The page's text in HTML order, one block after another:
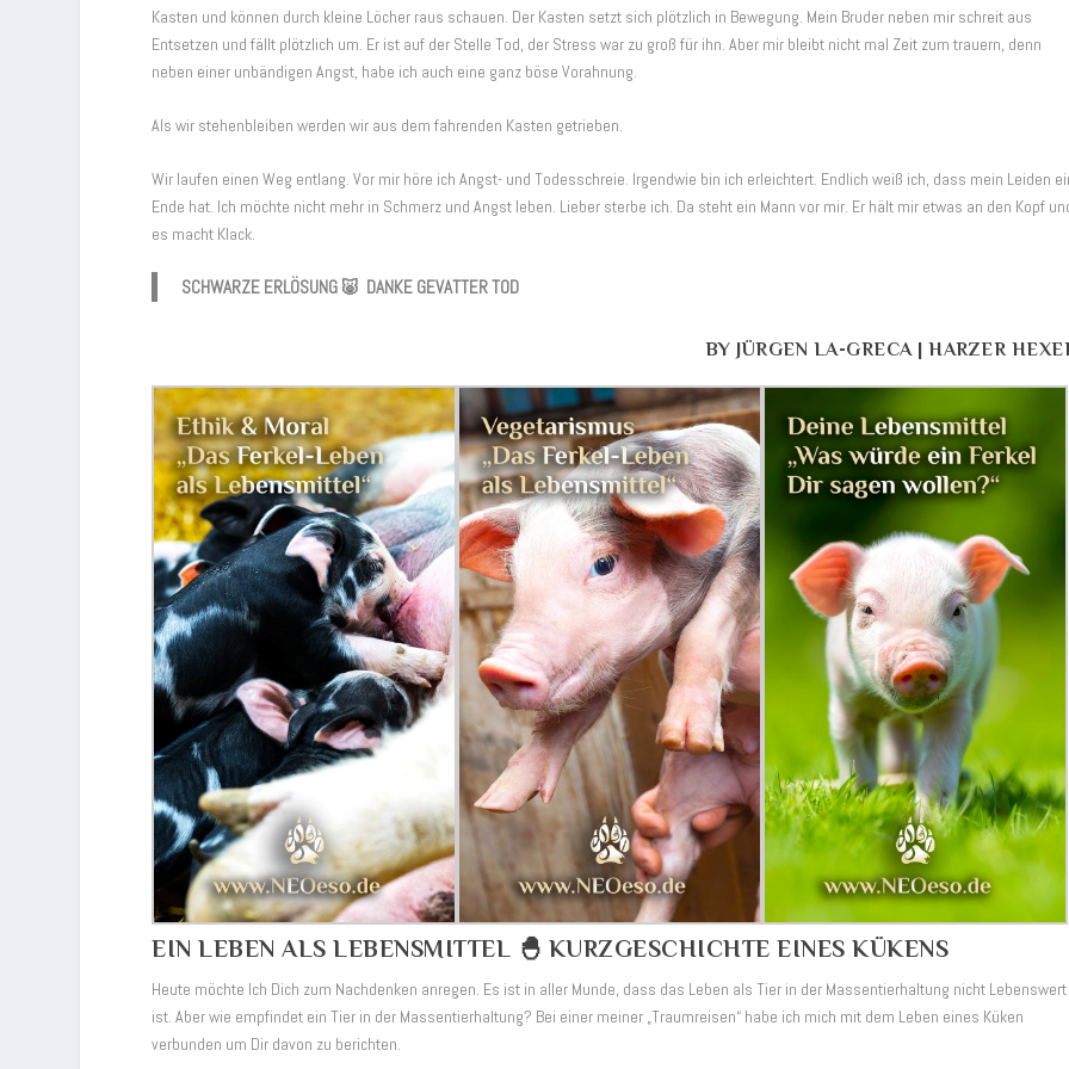
Kasten und können durch kleine Löcher raus schauen. Der Kasten setzt sich plötzlich in Bewegung. Mein Bruder neben mir schreit aus
Entsetzen und fällt plötzlich um. Er ist auf der Stelle Tod, der Stress war zu groß für ihn. Aber mir bleibt nicht mal Zeit zum trauern, denn
neben einer unbändigen Angst, habe ich auch eine ganz böse Vorahnung.
Als wir stehenbleiben werden wir aus dem fahrenden Kasten getrieben.
Wir laufen einen Weg entlang. Vor mir höre ich Angst- und Todesschreie. Irgendwie bin ich erleichtert. Endlich weiß ich, dass mein Leiden
Ende hat. Ich möchte nicht mehr in Schmerz und Angst leben. Lieber sterbe ich. Da steht ein Mann vor mir. Er hält mir etwas an den Kopf
es macht Klack.
SCHWARZE ERLÖSUNG 🐷 DANKE GEVATTER TOD
BY JÜRGEN LA-GRECA | HARZER
EIN LEBEN ALS LEBENSMITTEL 🐣 KURZGESCHICHTE EINES KÜKENS
Heute möchte Ich Dich zum Nachdenken anregen. Es ist in aller Munde, dass das Leben als Tier in der Massentierhaltung nicht Lebenswert
ist. Aber wie empfindet ein Tier in der Massentierhaltung? Bei einer meiner „Traumreisen“ habe ich mich mit dem Leben eines Küken
verbunden um Dir davon zu berichten.